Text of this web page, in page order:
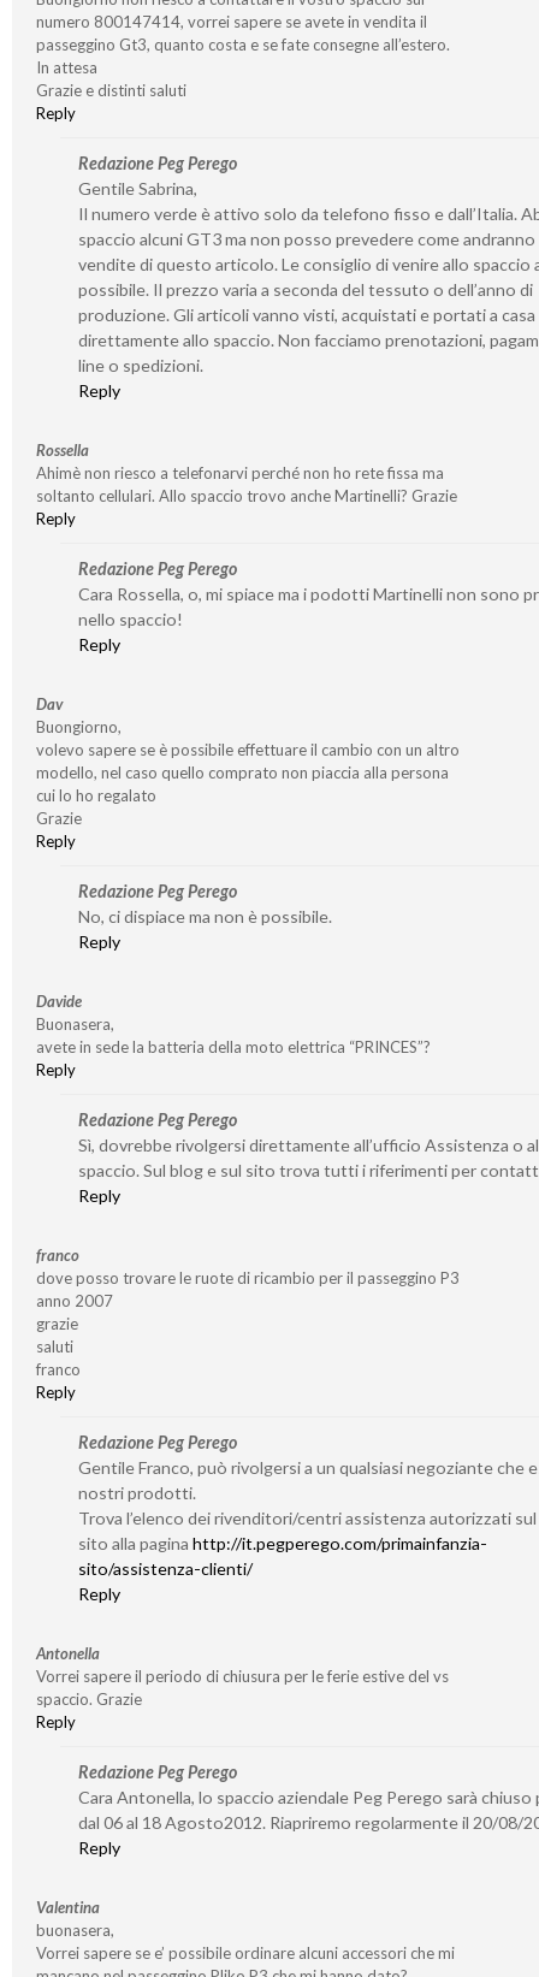
numero 800147414, vorrei sapere se avete in vendita il
passeggino Gt3, quanto costa e se fate consegne all’estero.
In attesa
Grazie e distinti saluti
Reply
Redazione Peg Perego
Gentile Sabrina,
Il numero verde è attivo solo da telefono fisso e dall’Italia.
spaccio alcuni GT3 ma non posso prevedere come andranno
vendite di questo articolo. Le consiglio di venire allo spaccio
possibile. Il prezzo varia a seconda del tessuto o dell’anno di
produzione. Gli articoli vanno visti, acquistati e portati a casa
direttamente allo spaccio. Non facciamo prenotazioni,
line o spedizioni.
Reply
Rossella
Ahimè non riesco a telefonarvi perché non ho rete fissa ma
soltanto cellulari. Allo spaccio trovo anche Martinelli? Grazie
Reply
Redazione Peg Perego
Cara Rossella, o, mi spiace ma i podotti Martinelli non sono
nello spaccio!
Reply
Dav
Buongiorno,
volevo sapere se è possibile effettuare il cambio con un altro
modello, nel caso quello comprato non piaccia alla persona
cui lo ho regalato
Grazie
Reply
Redazione Peg Perego
No, ci dispiace ma non è possibile.
Reply
Davide
Buonasera,
avete in sede la batteria della moto elettrica “PRINCES”?
Reply
Redazione Peg Perego
Sì, dovrebbe rivolgersi direttamente all’ufficio Assistenza o
spaccio. Sul blog e sul sito trova tutti i riferimenti per
Reply
franco
dove posso trovare le ruote di ricambio per il passeggino P3
anno 2007
grazie
saluti
franco
Reply
Redazione Peg Perego
Gentile Franco, può rivolgersi a un qualsiasi negoziante che
nostri prodotti.
Trova l’elenco dei rivenditori/centri assistenza autorizzati
sito alla pagina http://it.pegperego.com/primainfanzia-
sito/assistenza-clienti/
Reply
Antonella
Vorrei sapere il periodo di chiusura per le ferie estive del vs
spaccio. Grazie
Reply
Redazione Peg Perego
Cara Antonella, lo spaccio aziendale Peg Perego sarà chiuso
dal 06 al 18 Agosto2012. Riapriremo regolarmente il 20/08/
Reply
Valentina
buonasera,
Vorrei sapere se e’ possibile ordinare alcuni accessori che mi